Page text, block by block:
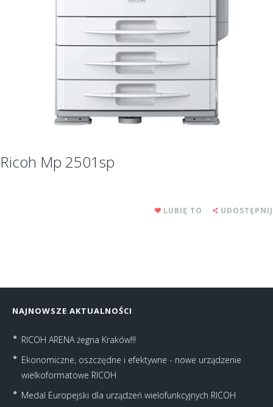
Ricoh Mp 2501sp
LUBIĘ TO UDOSTĘPNIJ
NAJNOWSZE AKTUALNOŚCI
RICOH ARENA żegna Kraków!!!
Ekonomiczne, oszczędne i efektywne - nowe urządzenie
wielkoformatowe RICOH
Medal Europejski dla urządzeń wielofunkcyjnych RICOH